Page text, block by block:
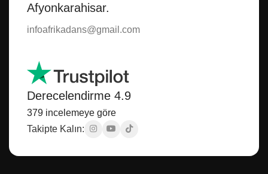
Afyonkarahisar.
infoafrikadans@gmail.com
Derecelendirme 4.9
379 incelemeye göre
Takipte Kalın: